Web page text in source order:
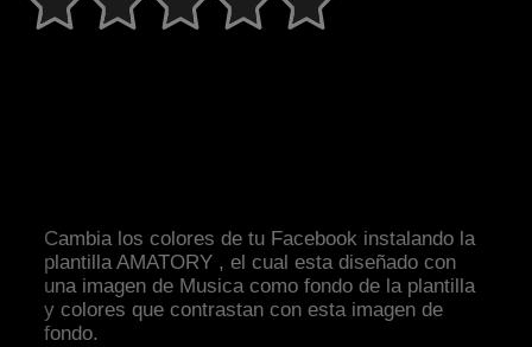
Cambia los colores de tu Facebook instalando la
plantilla AMATORY , el cual esta diseñado con
una imagen de Musica como fondo de la plantilla
y colores que contrastan con esta imagen de
fondo.